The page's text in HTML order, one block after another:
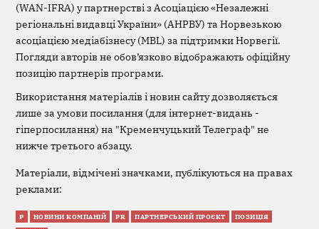
(WAN-IFRA) у партнерстві з Асоціацією «Незалежні
регіональні видавці України» (АНРВУ) та Норвезькою
асоціацією медіабізнесу (MBL) за підтримки Норвегії.
Погляди авторів не обов’язково відображають офіційну
позицію партнерів програми.
Використання матеріалів і новин сайту дозволяється
лише за умови посилання (для інтернет-видань -
гіперпосилання) на "Кременчуцький Телеграф" не
нижче третього абзацу.
Матеріали, відмічені значками, публікуються на правах
реклами:
Р НОВИНИ КОМПАНІЙ PR ПАРТНЕРСЬКИЙ ПРОЄКТ ПОЗИЦІЯ